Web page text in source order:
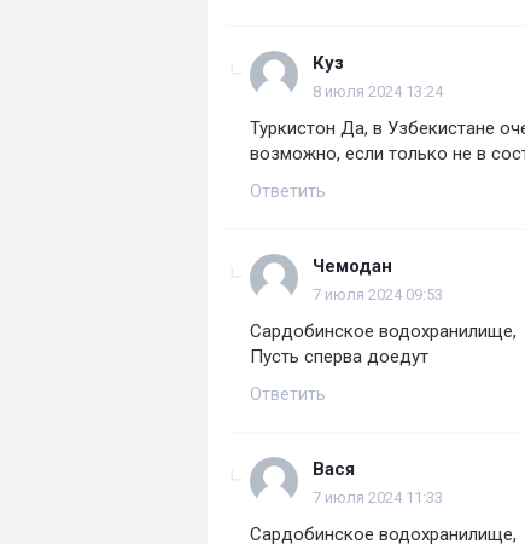
Куз
8 июля 2024 13:24
Туркистон Да, в Узбекистане
возможно, если только не в
Ответить
Чемодан
7 июля 2024 09:53
Сардобинское водохранилище,
Пусть сперва доедут
Ответить
Вася
7 июля 2024 11:33
Сардобинское водохранилище,